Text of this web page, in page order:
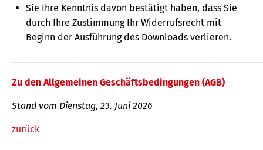
Sie Ihre Kenntnis davon bestätigt haben, dass Sie
durch Ihre Zustimmung Ihr Widerrufsrecht mit
Beginn der Ausführung des Downloads verlieren.
Zu den Allgemeinen Geschäftsbedingungen (AGB)
Stand vom Dienstag, 23. Juni 2026
zurück